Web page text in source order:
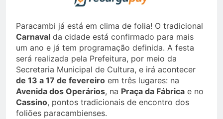
Paracambi já está em clima de folia! O tradicional
Carnaval da cidade está confirmado para mais
um ano e já tem programação definida. A festa
será realizada pela Prefeitura, por meio da
Secretaria Municipal de Cultura, e irá acontecer
de 13 a 17 de fevereiro em três lugares: na
Avenida dos Operários, na Praça da Fábrica e no
Cassino, pontos tradicionais de encontro dos
foliões paracambienses.